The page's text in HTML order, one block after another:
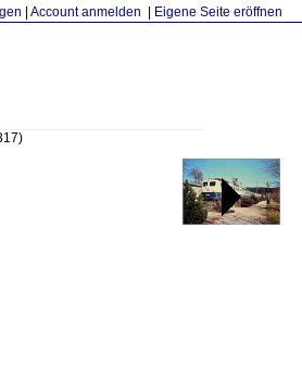
Account anmelden Eigene Seite eröffnen